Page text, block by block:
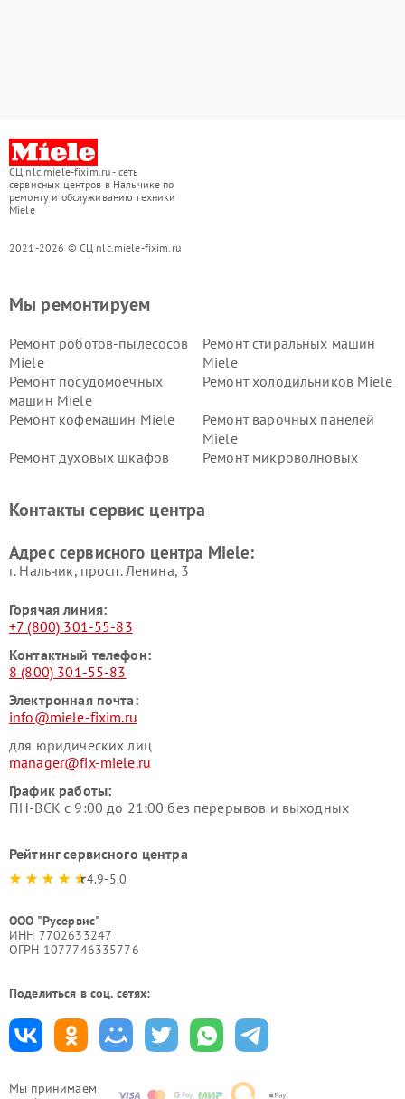
СЦ nlc.miele-fixim.ru - сеть
сервисных центров в Нальчике по
ремонту и обслуживанию техники
Miele
2021-2026 © СЦ nlc.miele-fixim.ru
Мы принимаем
Мы ремонтируем
Ремонт роботов-пылесосов
Miele
Ремонт стиральных машин
Miele
Ремонт посудомоечных
машин Miele
Ремонт холодильников Miele
Ремонт кофемашин Miele
Ремонт варочных панелей
Miele
Ремонт духовых шкафов
Ремонт микроволновых
Miele
Miele
пылесосов Miele
Контакты сервис центра
Адрес сервисного центра Miele:
г. Нальчик, просп. Ленина, 3
Горячая линия:
+7 (800) 301-55-83
Контактный телефон:
8 (800) 301-55-83
Электронная почта:
info@miele-fixim.ru
для юридических лиц
manager@fix-miele.ru
График работы:
ПН-ВСК с 9:00 до 21:00 без перерывов и выходных
Рейтинг сервисного центра
4.9-5.0
ООО "Русервис"
ИНН 7702633247
ОГРН 1077746335776
Поделиться в соц. сетях: